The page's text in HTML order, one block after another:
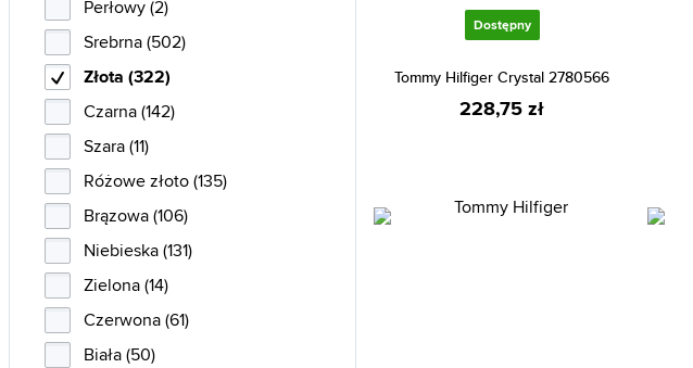
Dostępny
Tommy Hilfiger Crystal 2780566
228,75 zł
Victoria Walls (25)
Perłowy (2)
Srebrna (502)
Złota (322)
Czarna (142)
Szara (11)
Różowe złoto (135)
Brązowa (106)
Niebieska (131)
Zielona (14)
Czerwona (61)
Biała (50)